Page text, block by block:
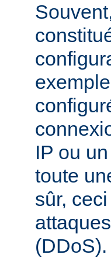
IP ou
toute
sûr,
(DDoS).